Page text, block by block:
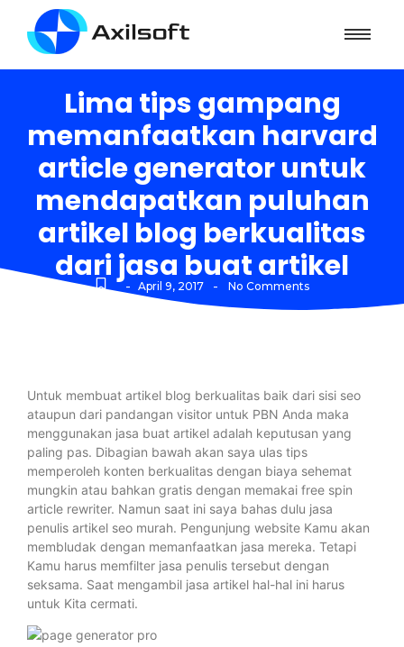
Lima tips gampang
memanfaatkan harvard
article generator untuk
mendapatkan puluhan
artikel blog berkualitas
dari jasa buat artikel
- April 9, 2017 - No Comments
Untuk membuat artikel blog berkualitas baik dari sisi seo
ataupun dari pandangan visitor untuk PBN Anda maka
menggunakan jasa buat artikel adalah keputusan yang
paling pas. Dibagian bawah akan saya ulas tips
memperoleh konten berkualitas dengan biaya sehemat
mungkin atau bahkan gratis dengan memakai free spin
article rewriter. Namun saat ini saya bahas dulu jasa
penulis artikel seo murah. Pengunjung website Kamu akan
membludak dengan memanfaatkan jasa mereka. Tetapi
Kamu harus memfilter jasa penulis tersebut dengan
seksama. Saat mengambil jasa artikel hal-hal ini harus
untuk Kita cermati.